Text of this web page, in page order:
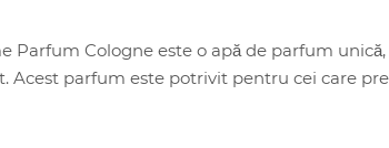
Parfum Cologne este o apă de parfum
Acest parfum este potrivit pentru cei care